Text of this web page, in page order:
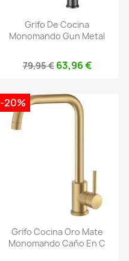
Grifo De Cocina
Monomando Gun Metal
79,95 € 63,96 €
Grifo Cocina Oro Mate
Monomando Caño En C
-20%